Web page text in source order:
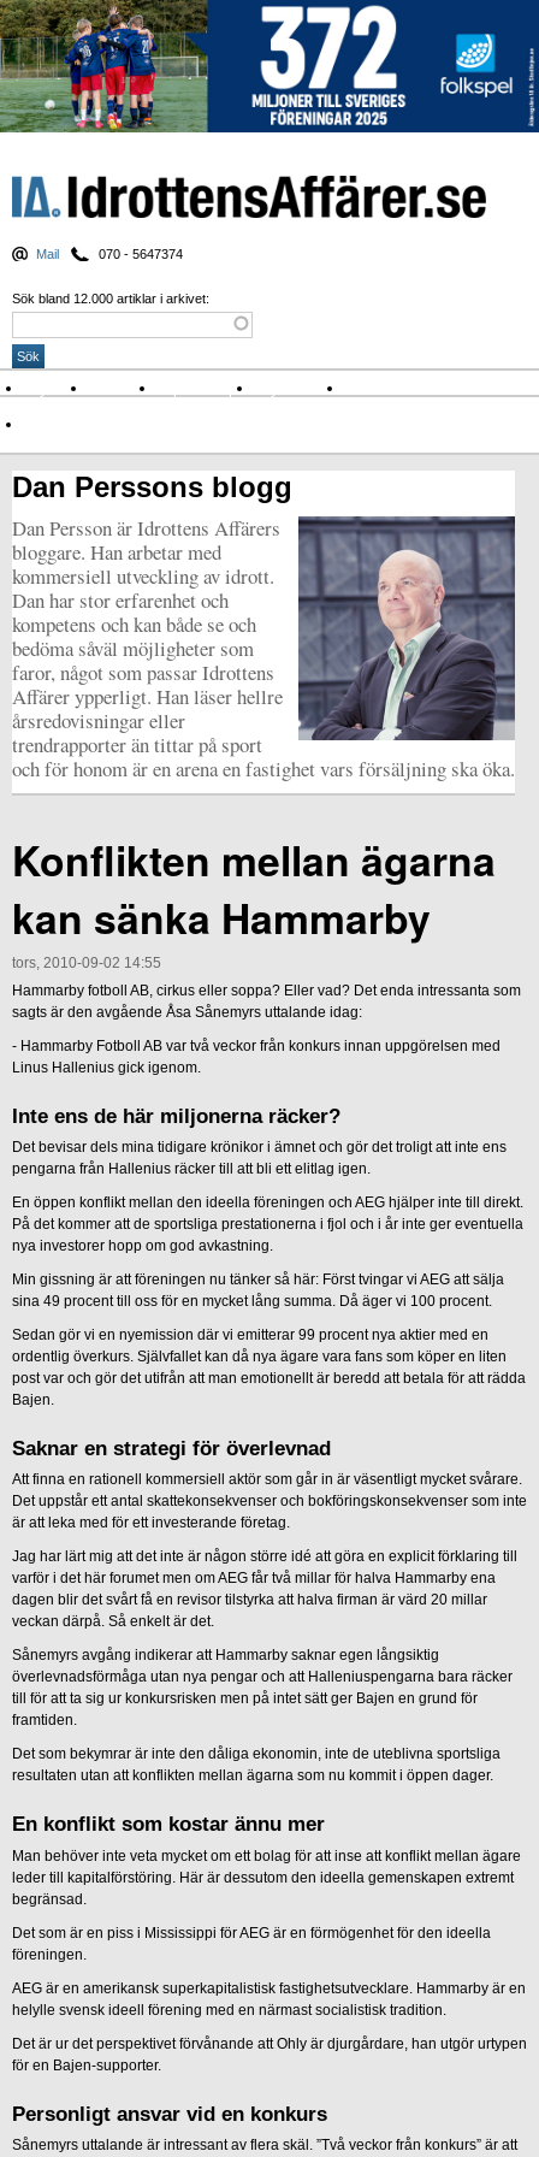
Mail 070 - 5647374
Sök bland 12.000 artiklar i arkivet:
Nyheter Krönikor Sport & spel Nyhetsbrev
Dan Perssons blogg
Dan Persson är Idrottens Affärers
bloggare. Han arbetar med
kommersiell utveckling av idrott.
Dan har stor erfarenhet och
kompetens och kan både se och
bedöma såväl möjligheter som
faror, något som passar Idrottens
Affärer ypperligt. Han läser hellre
årsredovisningar eller
trendrapporter än tittar på sport
och för honom är en arena en fastighet vars försäljning ska öka.
Konflikten mellan ägarna
kan sänka Hammarby
tors, 2010-09-02 14:55
Hammarby fotboll AB, cirkus eller soppa? Eller vad? Det enda intressanta som
sagts är den avgående Åsa Sånemyrs uttalande idag:
- Hammarby Fotboll AB var två veckor från konkurs innan uppgörelsen med
Linus Hallenius gick igenom.
Inte ens de här miljonerna räcker?
Det bevisar dels mina tidigare krönikor i ämnet och gör det troligt att inte ens
pengarna från Hallenius räcker till att bli ett elitlag igen.
En öppen konflikt mellan den ideella föreningen och AEG hjälper inte till direkt.
På det kommer att de sportsliga prestationerna i fjol och i år inte ger eventuella
nya investorer hopp om god avkastning.
Min gissning är att föreningen nu tänker så här: Först tvingar vi AEG att sälja
sina 49 procent till oss för en mycket lång summa. Då äger vi 100 procent.
Sedan gör vi en nyemission där vi emitterar 99 procent nya aktier med en
ordentlig överkurs. Självfallet kan då nya ägare vara fans som köper en liten
post var och gör det utifrån att man emotionellt är beredd att betala för att rädda
Bajen.
Saknar en strategi för överlevnad
Att finna en rationell kommersiell aktör som går in är väsentligt mycket svårare.
Det uppstår ett antal skattekonsekvenser och bokföringskonsekvenser som inte
är att leka med för ett investerande företag.
Jag har lärt mig att det inte är någon större idé att göra en explicit förklaring till
varför i det här forumet men om AEG får två millar för halva Hammarby ena
dagen blir det svårt få en revisor tilstyrka att halva firman är värd 20 millar
veckan därpå. Så enkelt är det.
Sånemyrs avgång indikerar att Hammarby saknar egen långsiktig
överlevnadsförmåga utan nya pengar och att Halleniuspengarna bara räcker
till för att ta sig ur konkursrisken men på intet sätt ger Bajen en grund för
framtiden.
Det som bekymrar är inte den dåliga ekonomin, inte de uteblivna sportsliga
resultaten utan att konflikten mellan ägarna som nu kommit i öppen dager.
En konflikt som kostar ännu mer
Man behöver inte veta mycket om ett bolag för att inse att konflikt mellan ägare
leder till kapitalförstöring. Här är dessutom den ideella gemenskapen extremt
begränsad.
Det som är en piss i Mississippi för AEG är en förmögenhet för den ideella
föreningen.
AEG är en amerikansk superkapitalistisk fastighetsutvecklare. Hammarby är en
helylle svensk ideell förening med en närmast socialistisk tradition.
Det är ur det perspektivet förvånande att Ohly är djurgårdare, han utgör urtypen
för en Bajen-supporter.
Personligt ansvar vid en konkurs
Sånemyrs uttalande är intressant av flera skäl. ”Två veckor från konkurs” är att